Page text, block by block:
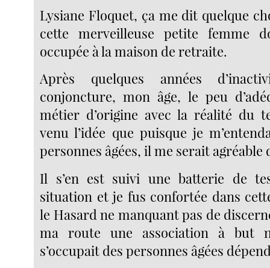
Lysiane Floquet, ça me dit quelque
cette merveilleuse petite femme
occupée à la maison de retraite.
Après quelques années
conjoncture, mon âge, le peu
métier d’origine avec la réalité du
venu l’idée que puisque je
personnes âgées, il me serait agréable
Il s’en est suivi une batterie de
situation et je fus confortée dans
le Hasard ne manquant pas de
ma route une association à but
s’occupait des personnes âgées